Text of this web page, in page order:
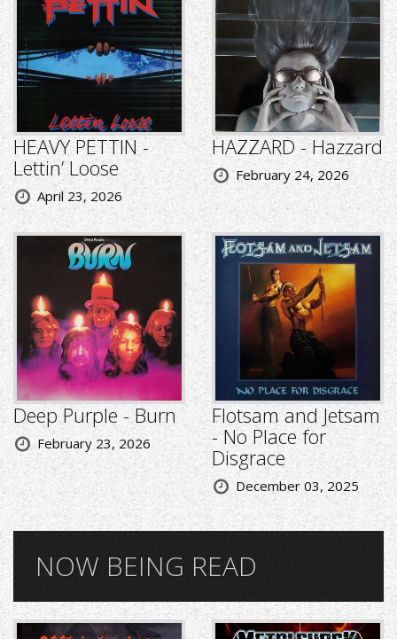
HEAVY PETTIN -
Lettin’ Loose
April 23, 2026
HAZZARD - Hazzard
February 24, 2026
Deep Purple - Burn
February 23, 2026
Flotsam and Jetsam
- No Place for
Disgrace
December 03, 2025
NOW BEING READ